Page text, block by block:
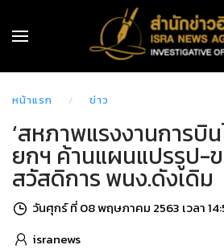
หน้าแรก ข่าว
‘สหภาพแรงงานการบิน
ยกฯ ค้านแผนแปรรูป-
สวัสดิการ พนง.ดังเดิม
วันศุกร์ ที่ 08 พฤษภาคม 2563 เวลา
isranews